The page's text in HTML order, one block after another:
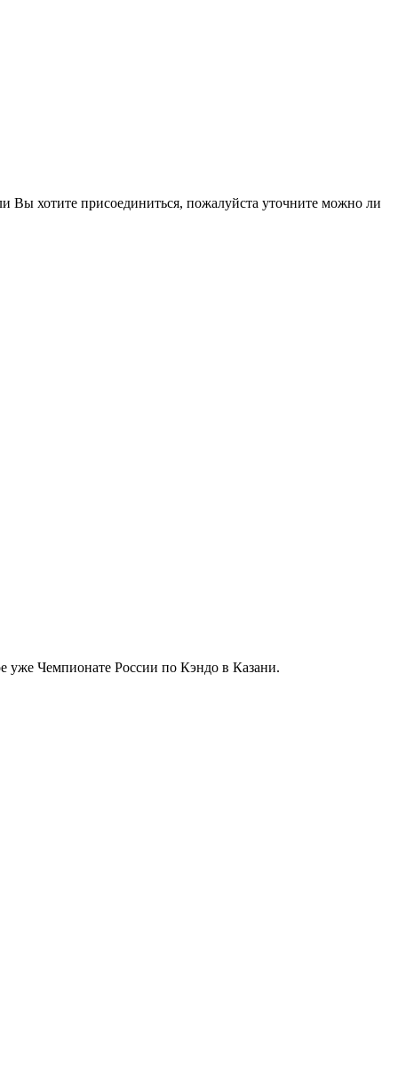
Вы хотите присоединиться, пожалуйста уточните можно ли
уже Чемпионате России по Кэндо в Казани.